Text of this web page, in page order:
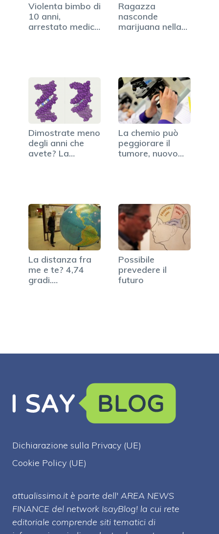
Violenta bimbo di
10 anni,
arrestato medico
Ragazza
nasconde
marijuana nella
Dimostrate meno
degli anni che
avete? La
La chemio può
peggiorare il
tumore, nuovo
La distanza fra
me e te? 4,74
gradi.
Possibile
prevedere il
futuro
Dichiarazione sulla Privacy (UE)
Cookie Policy (UE)
attualissimo.it è parte dell' AREA NEWS
FINANCE del network IsayBlog! la cui rete
editoriale comprende siti tematici di